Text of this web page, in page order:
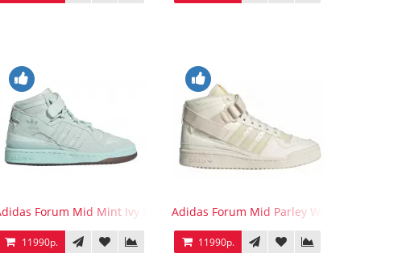
Forum Mid Mint Ivy Park
11990р.
Adidas Forum Mid Parley Wonder White
11990р.